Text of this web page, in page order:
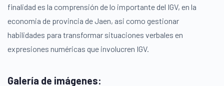
finalidad es la comprensión de lo importante del IGV, en la
economia de provincia de Jaen, asi como gestionar
habilidades para transformar situaciones verbales en
expresiones numéricas que involucren IGV.
Galería de imágenes: